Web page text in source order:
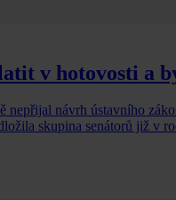
v hotovosti a
nepřijal návrh ústavního
skupina senátorů již v